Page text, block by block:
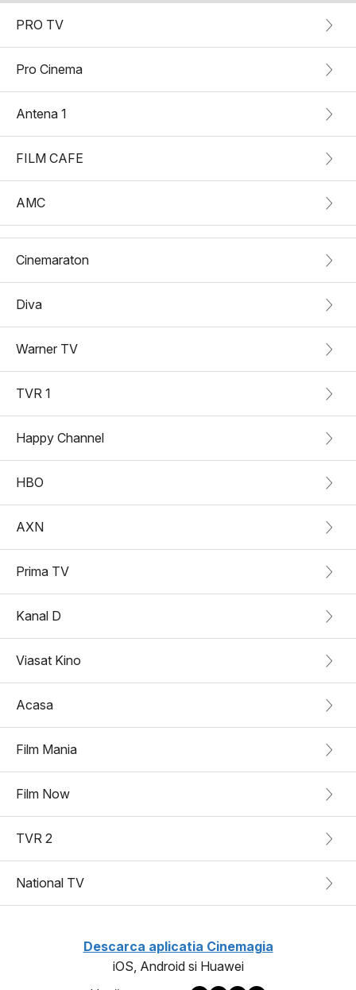
PRO TV
Pro Cinema
Antena 1
FILM CAFE
AMC
Cinemaraton
Diva
Warner TV
TVR 1
Happy Channel
HBO
AXN
Prima TV
Kanal D
Viasat Kino
Acasa
Film Mania
Film Now
TVR 2
National TV
Descarca aplicatia Cinemagia
iOS, Android si Huawei